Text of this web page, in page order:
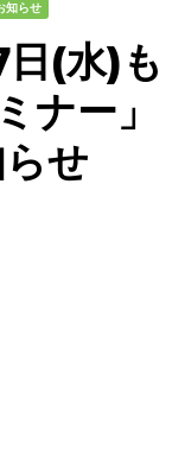
知らせ
(水)も
ナー」
せ